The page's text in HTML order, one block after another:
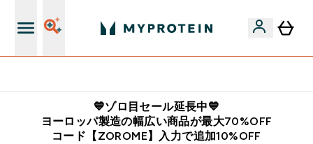
💙ゾロ目セール延長中💙
ヨーロッパ製造の幅広い商品が最大70%OFF
コード【ZOROME】入力で追加10%OFF